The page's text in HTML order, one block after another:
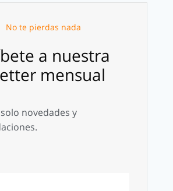
No te pierdas nada
a nuestra
mensual
novedades y